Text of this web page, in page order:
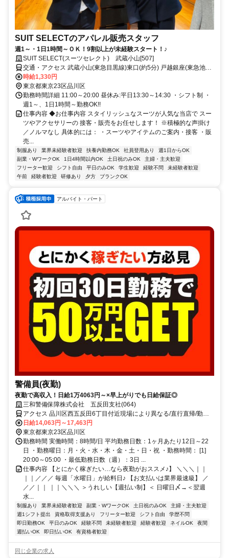
SUIT SELECTのアパレル販売スタッフ
週1～・1日1時間～ＯＫ！9割以上が未経験スタート！♪
SUIT SELECT(スーツセレクト) 武蔵小山[507]
交通・アクセス 武蔵小山(東急目黒線)東口(約5分) 戸越銀座(東急池上
線)出入口1(約10分) 戸越(都営浅草線)A3口(約12分)
時給1,330円
東京都東京23区品川区
勤務時間詳細 11:00～20:00 昼休み:平日13:30～14:30 ・シフト制 ・
週1～、1日1時間～勤務OK!!
仕事内容 ◆お仕事内容 スタイリッシュなスーツが人気な当店で スー
ツやアクセサリーの 接客・販売をお任せします！ ※積極的な声掛け
／ノルマなし 具体的には： ・スーツやアイテムのご案内・接客 ・販
売...
制服あり 業界未経験者歓迎 扶養内勤務OK 社員登用あり
週1日からOK
副業・WワークOK
1日4時間以内OK 土日祝のみOK
主婦・主夫歓迎
フリーター歓迎
シフト自由 平日のみOK 学生歓迎 経験不問
未経験者歓迎
午前
経験者歓迎 研修あり 夕方 ブランクOK
アルバイト・パート
警備員(夜勤)
夜勤で高収入！日給1万4063円～×早上がりでも日給保証◎
三和警備保障株式会社 五反田支社(064)
アクセス 品川区西五反田6丁目付近現場により異なる/直行直帰/勤務
地相談可■電話面接■来社不要
日給14,063円～17,463円
東京都東京23区品川区
勤務時間 実働時間：8時間/日 平均勤務日数：1ヶ月あたり12日～22
日 ・勤務曜日：月・火・水・木・金・土・日・祝 ・勤務時間： [1]
20:00～05:00 ・最低勤務日数（週）：3日 ...
仕事内容 【とにかく稼ぎたい…なら夜勤がおススメ♪】 ＼＼＼｜｜
｜｜／／／ 毎週「水曜日」が給料日♪ 【お支払いは業界最速級】 ／
／／｜｜ ｜｜＼＼＼ ＞うれしい【週払い制】＜ 日曜日〆→＜翌週
水...
制服あり 業界未経験者歓迎 副業・WワークOK 土日祝のみOK
主婦・主夫歓迎
週1シフト提出
資格取得支援あり フリーター歓迎 シフト自由
学歴不問
即日勤務OK
平日のみOK 経験不問 未経験者歓迎 経験者歓迎 ネイルOK
夜間
週払いOK
即日払いOK 有資格者歓迎
同じ企業の求人